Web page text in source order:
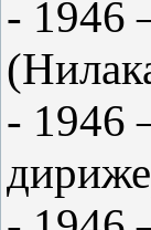
- 1946
- 1946